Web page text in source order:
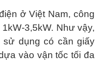
ở Việt Nam, công
3,5kW. Như vậy,
sử dụng có cần giấy
vào vận tốc tối đa